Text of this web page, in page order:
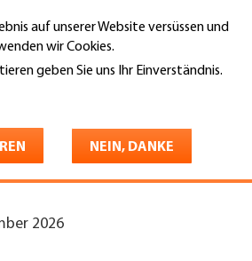
auf unserer Website versüssen und
wir Cookies.
geben Sie uns Ihr Einverständnis.
NEIN, DANKE
- Hortus -
2026